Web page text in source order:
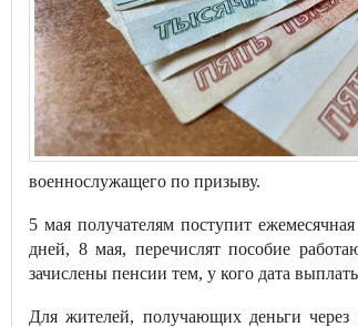
военнослужащего по призыву.
5 мая получателям поступит
дней, 8 мая, перечислят пособие
зачислены пенсии тем, у кого дата
Для жителей, получающих деньги через